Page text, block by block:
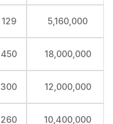
129 5,160,000
450 18,000,000
300 12,000,000
260 10,400,000